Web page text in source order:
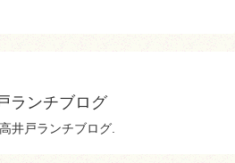
ランチブログ
井戸ランチブログ.